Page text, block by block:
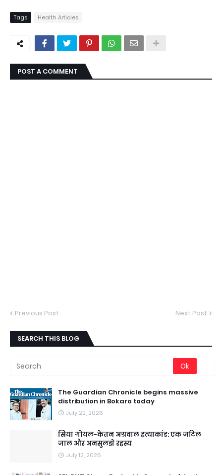
Tags Health Articles
POST A COMMENT
Previous Post Next Post
SEARCH THIS BLOG
The Guardian Chronicle begins massive
distribution in Bokaro today
July 22, 2026
सिया गोयल-केतन अग्रवाल हत्याकांड: एक जटिल
जाल और अनसुलझे रहस्य
July 12, 2026